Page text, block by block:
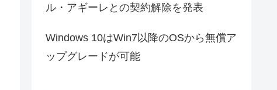
ル・アギーレとの契約解除を発表
Windows 10はWin7以降のOSから無償ア
ップグレードが可能